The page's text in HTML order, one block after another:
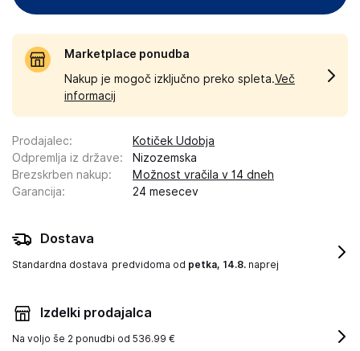
Marketplace ponudba
Nakup je mogoč izključno preko spleta.Več
informacij
Prodajalec:
Kotiček Udobja
Odpremlja iz države:
Nizozemska
Brezskrben nakup:
Možnost vračila v 14 dneh
Garancija: 24 mesecev
Dostava
Standardna dostava predvidoma od petka, 14.8. naprej
Izdelki prodajalca
Na voljo še 2 ponudbi od 536.99 €